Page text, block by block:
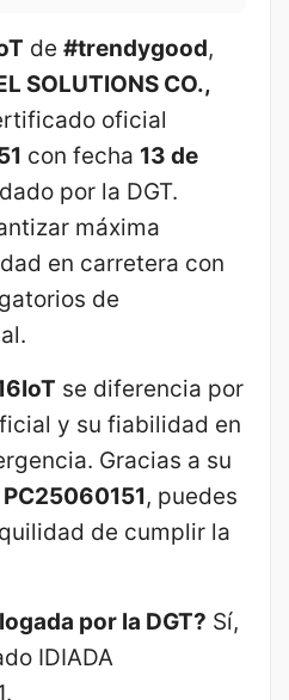
de #trendygood,
SOLUTIONS CO.,
oficial
con fecha 13 de
por la DGT.
máxima
en carretera con
de
se diferencia por
y su fiabilidad en
Gracias a su
PC25060151, puedes
de cumplir la
por la DGT? Sí,
IDIADA